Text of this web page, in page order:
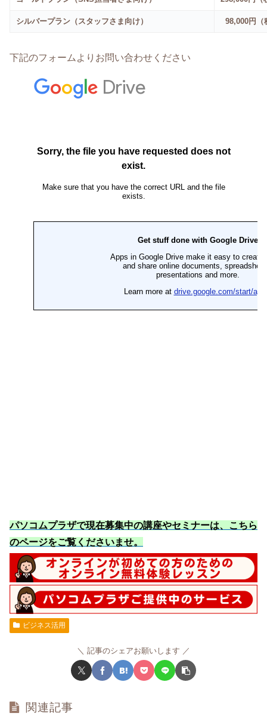
シルバープラン（スタッフさま向け） 98,000円（
下記のフォームよりお問い合わせください
パソコムプラザで現在募集中の講座やセミナーは、こちら
のページをご覧くださいませ。
ビジネス活用
記事のシェアお願いします
関連記事